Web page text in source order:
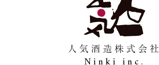
人気酒造株式会社